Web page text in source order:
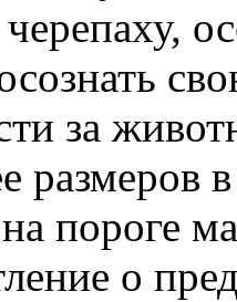
черепаху,
за
размеров
пороге
о